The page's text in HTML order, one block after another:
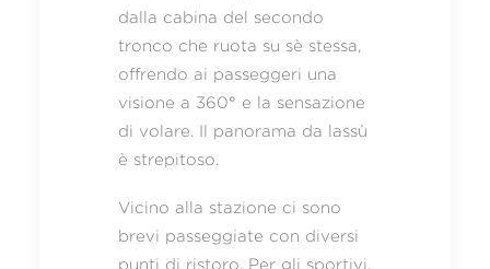
dalla cabina del secondo
tronco che ruota su sè stessa,
offrendo ai passeggeri una
visione a 360° e la sensazione
di volare. Il panorama da lassù
è strepitoso.
Vicino alla stazione ci sono
brevi passeggiate con diversi
punti di ristoro. Per gli sportivi,